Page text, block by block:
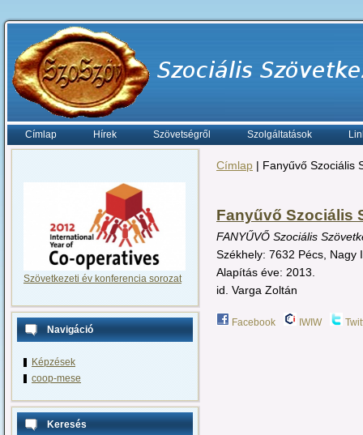
Címlap Hírek Szövetségről Szolgáltatások
Szövetkezeti év konferencia sorozat
Navigáció
Képzések
coop-mese
Keresés
Címlap | Fanyűvő Szociális
Fanyűvő Szociális
FANYŰVŐ Szociális
Székhely: 7632 Pécs, Nagy
Alapítás éve: 2013.
id. Varga Zoltán
Facebook IWIW